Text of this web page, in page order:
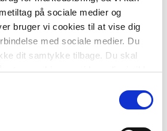
på sociale medier og
bruger vi cookies til at vise dig
med sociale medier. Du
dit samtykke tilbage. Du skal
at vores hjemmeside muligvis ikke